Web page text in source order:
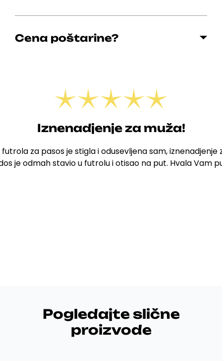
Cena poštarine?
Iznenadjenje za muža!
za pasos je stigla i odusevljena sam, iznenadjenje
je odmah stavio u futrolu i otisao na put. Hvala Vam
Pogledajte slične
proizvode